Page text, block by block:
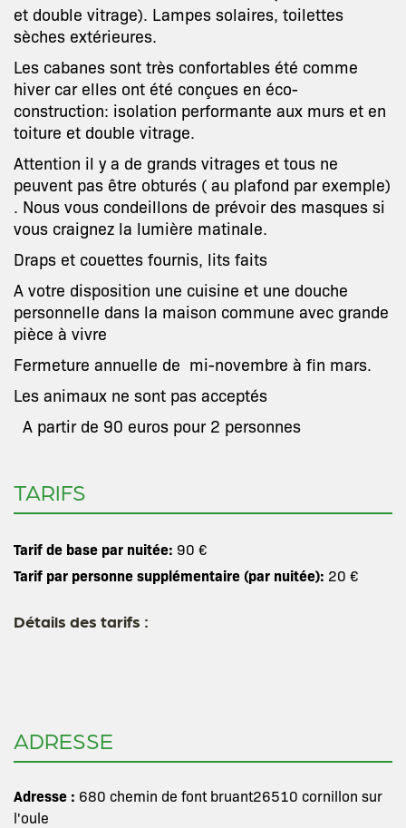
et double vitrage). Lampes solaires, toilettes
sèches extérieures.
Les cabanes sont très confortables été comme
hiver car elles ont été conçues en éco-
construction: isolation performante aux murs et en
toiture et double vitrage.
Attention il y a de grands vitrages et tous ne
peuvent pas être obturés ( au plafond par exemple)
. Nous vous condeillons de prévoir des masques si
vous craignez la lumière matinale.
Draps et couettes fournis, lits faits
A votre disposition une cuisine et une douche
personnelle dans la maison commune avec grande
pièce à vivre
Fermeture annuelle de mi-novembre à fin mars.
Les animaux ne sont pas acceptés
A partir de 90 euros pour 2 personnes
TARIFS
Tarif de base par nuitée: 90 €
Tarif par personne supplémentaire (par nuitée): 20 €
Détails des tarifs :
ADRESSE
Adresse : 680 chemin de font bruant26510 cornillon sur
l'oule